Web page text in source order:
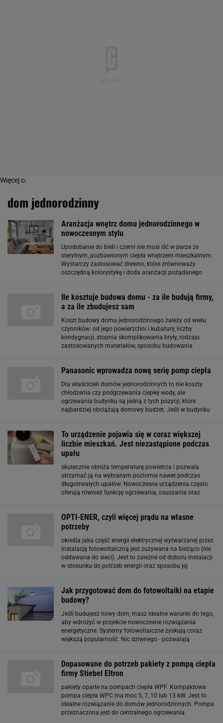
Więcej o:
dom jednorodzinny
Aranżacja wnętrz domu jednorodzinnego w
nowoczesnym stylu
Upodobanie do bieli i czerni nie musi iść w parze ze
sterylnym, pozbawionym ciepła wnętrzem mieszkalnym.
Wystarczy zastosować drewno, które zrównoważy
oszczędną kolorystykę i doda aranżacji pożądanego
Ile kosztuje budowa domu - za ile budują firmy,
a za ile zbudujesz sam
Koszt budowy domu jednorodzinnego zależy od wielu
czynników: od jego powierzchni i kubatury, liczby
kondygnacji, stopnia skomplikowania bryły, rodzaju
zastosowanych materiałów, sposobu budowania
Panasonic wprowadza nową serię pomp ciepła
Dla właścicieli domów jednorodzinnych to nie koszty
chłodzenia czy podgrzewania ciepłej wody, ale
ogrzewania budynku są jedną z tych pozycji, które
najbardziej obciążają domowy budżet. Jeśli w budynku
To urządzenie pojawia się w coraz większej
liczbie mieszkań. Jest niezastąpione podczas
upału
skutecznie obniża temperaturę powietrza i pozwala
utrzymać ją na wybranym poziomie nawet podczas
długotrwałych upałów. Nowoczesne urządzenia często
oferują również funkcję ogrzewania, osuszania oraz
mieszkaniach
OPTI-ENER, czyli więcej prądu na własne
potrzeby
określa jaka część energii elektrycznej wytwarzanej przez
instalację fotowoltaiczną jest zużywana na bieżąco (nie
oddawana do sieci). Jest to zależne od doboru instalacji
w stosunku do potrzeb energii oraz sposobu jej
Jak przygotować dom do fotowoltaiki na etapie
budowy?
Jeśli budujesz nowy dom, masz idealne warunki do tego,
aby wdrożyć w projekcie nowoczesne rozwiązania
energetyczne. Systemy fotowoltaiczne zyskują coraz
większą popularność. Nic dziwnego - pozwalają
Dopasowane do potrzeb pakiety z pompą ciepła
firmy Stiebel Eltron
pakiety oparte na pompach ciepła WPF. Kompaktowa
pompa ciepła WPC ma moc 5, 7, 10 lub 13 kW. Jest to
idealne rozwiązanie do domów jednorodzinnych. Pompa
przeznaczona jest do centralnego ogrzewania